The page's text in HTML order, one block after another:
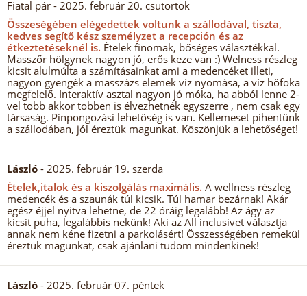
Fiatal pár - 2025. február 20. csütörtök
Összeségében elégedettek voltunk a szállodával, tiszta,
kedves segítő kész személyzet a recepción és az
étkeztetéseknél is. Ételek finomak, bőséges választékkal.
Masszőr hölgynek nagyon jó, erős keze van :) Welness részleg
kicsit alulmúlta a számításainkat ami a medencéket illeti,
nagyon gyengék a masszázs elemek víz nyomása, a víz hőfoka
megfelelő. Interaktív asztal nagyon jó móka, ha abból lenne 2-
vel több akkor többen is élvezhetnék egyszerre , nem csak egy
társaság. Pinpongozási lehetőség is van. Kellemeset pihentünk
a szállodában, jól éreztük magunkat. Köszönjük a lehetőséget!
László - 2025. február 19. szerda
Ételek,italok és a kiszolgálás maximális. A wellness részleg
medencék és a szaunák túl kicsik. Túl hamar bezárnak! Akár
egész éjjel nyitva lehetne, de 22 óráig legalább! Az ágy az
kicsit puha, legalábbis nekünk! Aki az All inclusivet választja
annak nem kéne fizetni a parkolásért! Összességében remekül
éreztük magunkat, csak ajánlani tudom mindenkinek!
László - 2025. február 07. péntek